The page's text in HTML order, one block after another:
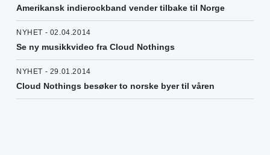
Amerikansk indierockband vender tilbake til Norge
NYHET - 02.04.2014
Se ny musikkvideo fra Cloud Nothings
NYHET - 29.01.2014
Cloud Nothings besøker to norske byer til våren